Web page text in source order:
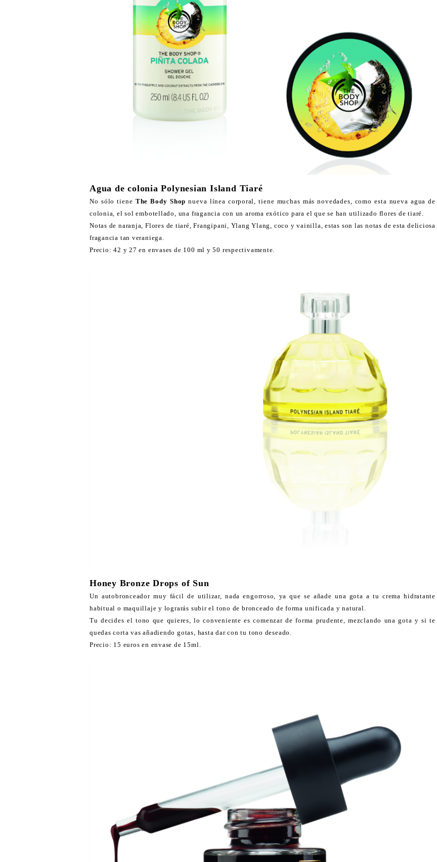
Agua de colonia Polynesian Island Tiaré
No sólo tiene The Body Shopnueva línea corporal, tiene muchas más novedades, como esta nueva agua de
colonia, el sol embotellado, una fragancia con un aroma exótico para el que se han utilizado flores de tiaré.
Notas de naranja, Flores de tiaré, Frangipani, Ylang Ylang, coco y vainilla, estas son las notas de esta deliciosa
fragancia tan veraniega.
Precio: 42 y 27 en envases de 100 ml y 50 respectivamente.
Honey Bronze Drops of Sun
Un autobronceador muy fácil de utilizar, nada engorroso, ya que se añade una gota a tu crema hidratante
habitual o maquillaje y lograrás subir el tono de bronceado de forma unificada y natural.
Tu decides el tono que quieres, lo conveniente es comenzar de forma prudente, mezclando una gota y si te
quedas corta vas añadiendo gotas, hasta dar con tu tono deseado.
Precio: 15 euros en envase de 15ml.